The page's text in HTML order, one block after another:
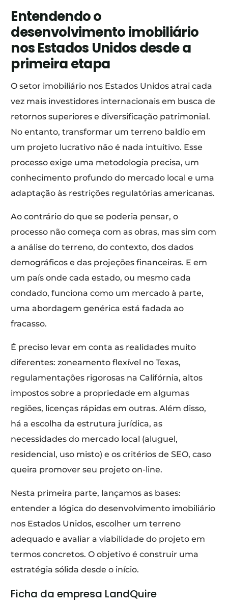
Entendendo o
desenvolvimento imobiliário
nos Estados Unidos desde a
primeira etapa
O setor imobiliário nos Estados Unidos atrai cada
vez mais investidores internacionais em busca de
retornos superiores e diversificação patrimonial.
No entanto, transformar um terreno baldio em
um projeto lucrativo não é nada intuitivo. Esse
processo exige uma metodologia precisa, um
conhecimento profundo do mercado local e uma
adaptação às restrições regulatórias americanas.
Ao contrário do que se poderia pensar, o
processo não começa com as obras, mas sim com
a análise do terreno, do contexto, dos dados
demográficos e das projeções financeiras. E em
um país onde cada estado, ou mesmo cada
condado, funciona como um mercado à parte,
uma abordagem genérica está fadada ao
fracasso.
É preciso levar em conta as realidades muito
diferentes: zoneamento flexível no Texas,
regulamentações rigorosas na Califórnia, altos
impostos sobre a propriedade em algumas
regiões, licenças rápidas em outras. Além disso,
há a escolha da estrutura jurídica, as
necessidades do mercado local (aluguel,
residencial, uso misto) e os critérios de SEO, caso
queira promover seu projeto on-line.
Nesta primeira parte, lançamos as bases:
entender a lógica do desenvolvimento imobiliário
nos Estados Unidos, escolher um terreno
adequado e avaliar a viabilidade do projeto em
termos concretos. O objetivo é construir uma
estratégia sólida desde o início.
Ficha da empresa LandQuire